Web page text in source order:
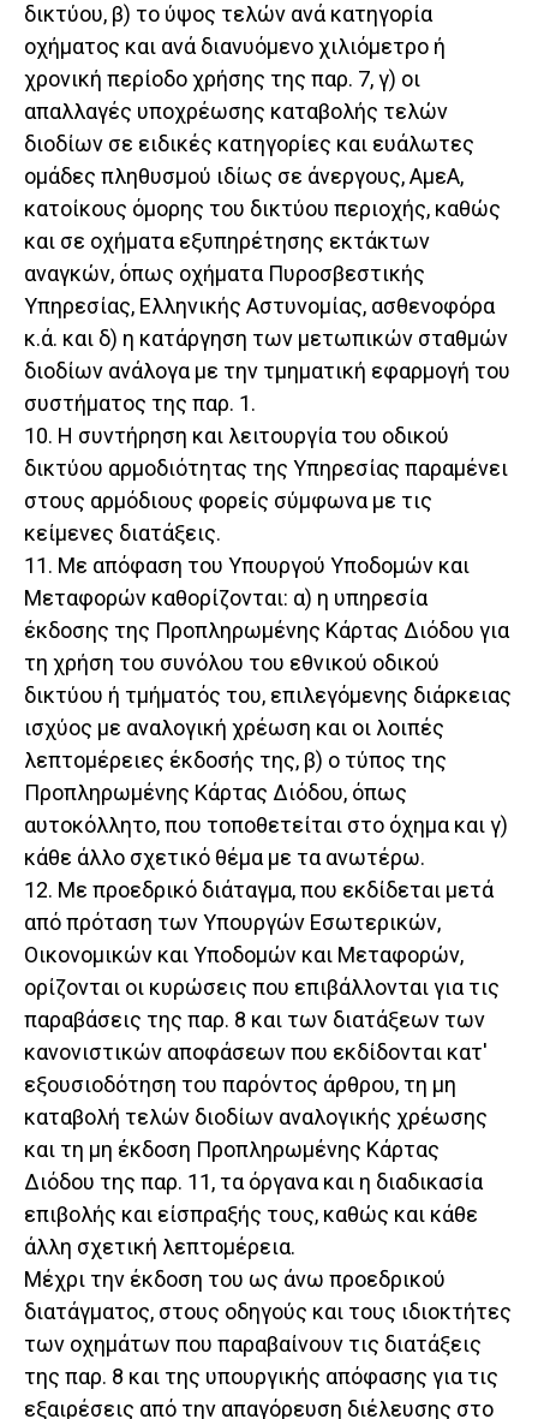
δικτύου, β) το ύψος τελών ανά κατηγορία
οχήματος και ανά διανυόμενο χιλιόμετρο ή
χρονική περίοδο χρήσης της παρ. 7, γ) οι
απαλλαγές υποχρέωσης καταβολής τελών
διοδίων σε ειδικές κατηγορίες και ευάλωτες
ομάδες πληθυσμού ιδίως σε άνεργους, ΑμεΑ,
κατοίκους όμορης του δικτύου περιοχής, καθώς
και σε οχήματα εξυπηρέτησης εκτάκτων
αναγκών, όπως οχήματα Πυροσβεστικής
Υπηρεσίας, Ελληνικής Αστυνομίας, ασθενοφόρα
κ.ά. και δ) η κατάργηση των μετωπικών σταθμών
διοδίων ανάλογα με την τμηματική εφαρμογή του
συστήματος της παρ. 1.
10. Η συντήρηση και λειτουργία του οδικού
δικτύου αρμοδιότητας της Υπηρεσίας παραμένει
στους αρμόδιους φορείς σύμφωνα με τις
κείμενες διατάξεις.
11. Με απόφαση του Υπουργού Υποδομών και
Μεταφορών καθορίζονται: α) η υπηρεσία
έκδοσης της Προπληρωμένης Κάρτας Διόδου για
τη χρήση του συνόλου του εθνικού οδικού
δικτύου ή τμήματός του, επιλεγόμενης διάρκειας
ισχύος με αναλογική χρέωση και οι λοιπές
λεπτομέρειες έκδοσής της, β) ο τύπος της
Προπληρωμένης Κάρτας Διόδου, όπως
αυτοκόλλητο, που τοποθετείται στο όχημα και γ)
κάθε άλλο σχετικό θέμα με τα ανωτέρω.
12. Με προεδρικό διάταγμα, που εκδίδεται μετά
από πρόταση των Υπουργών Εσωτερικών,
Οικονομικών και Υποδομών και Μεταφορών,
ορίζονται οι κυρώσεις που επιβάλλονται για τις
παραβάσεις της παρ. 8 και των διατάξεων των
κανονιστικών αποφάσεων που εκδίδονται κατ'
εξουσιοδότηση του παρόντος άρθρου, τη μη
καταβολή τελών διοδίων αναλογικής χρέωσης
και τη μη έκδοση Προπληρωμένης Κάρτας
Διόδου της παρ. 11, τα όργανα και η διαδικασία
επιβολής και είσπραξής τους, καθώς και κάθε
άλλη σχετική λεπτομέρεια.
Μέχρι την έκδοση του ως άνω προεδρικού
διατάγματος, στους οδηγούς και τους ιδιοκτήτες
των οχημάτων που παραβαίνουν τις διατάξεις
της παρ. 8 και της υπουργικής απόφασης για τις
εξαιρέσεις από την απαγόρευση διέλευσης στο